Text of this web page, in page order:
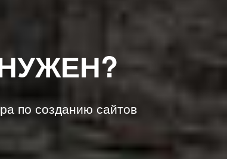
по созданию сайтов